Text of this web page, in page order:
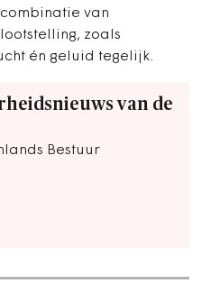
van
zoals
én geluid tegelijk.
van de
Bestuur